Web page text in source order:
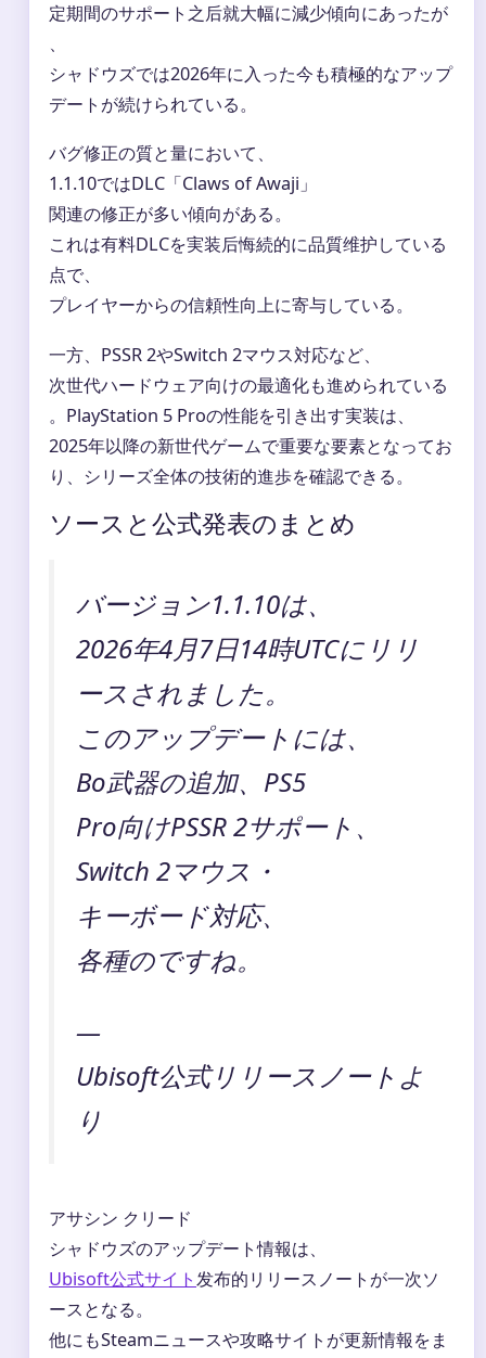
定期間のサポート之后就大幅に減少傾向にあったが
、
シャドウズでは2026年に入った今も積極的なアップ
デートが続けられている。
バグ修正の質と量において、
1.1.10ではDLC「Claws of Awaji」
関連の修正が多い傾向がある。
これは有料DLCを実装后悔続的に品質维护している
点で、
プレイヤーからの信頼性向上に寄与している。
一方、PSSR 2やSwitch 2マウス対応など、
次世代ハードウェア向けの最適化も進められている
。PlayStation 5 Proの性能を引き出す実装は、
2025年以降の新世代ゲームで重要な要素となってお
り、シリーズ全体の技術的進歩を確認できる。
ソースと公式発表のまとめ
バージョン1.1.10は、
2026年4月7日14時UTCにリリ
ースされました。
このアップデートには、
Bo武器の追加、PS5
Pro向けPSSR 2サポート、
Switch 2マウス・
キーボード対応、
各種のですね。
—
Ubisoft公式リリースノートよ
り
アサシン クリード
シャドウズのアップデート情報は、
Ubisoft公式サイト发布的リリースノートが一次ソ
ースとなる。
他にもSteamニュースや攻略サイトが更新情報をま